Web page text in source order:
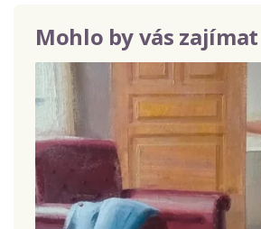
Mohlo by vás zajímat